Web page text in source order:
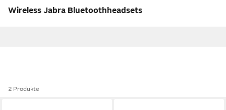
Wireless Jabra Bluetoothheadsets
2 Produkte